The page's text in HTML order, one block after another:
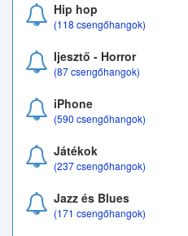
Hip hop
(118 csengőhangok)
Ijesztő - Horror
(87 csengőhangok)
iPhone
(590 csengőhangok)
Játékok
(237 csengőhangok)
Jazz és Blues
(171 csengőhangok)